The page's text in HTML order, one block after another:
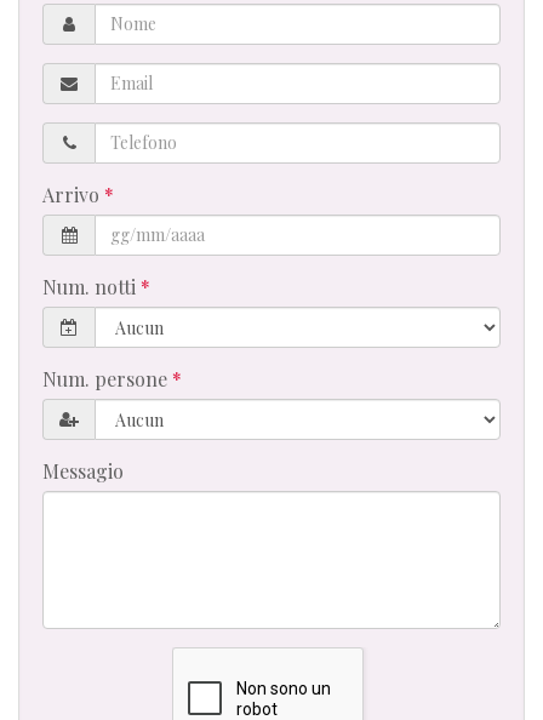
Nome
Email
Telefono
Arrivo
Num. notti
Num. persone
Messagio